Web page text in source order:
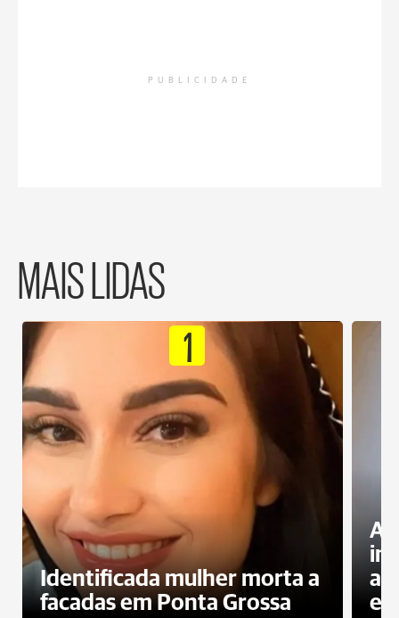
PUBLICIDADE
MAIS LIDAS
1
Identificada mulher morta a
facadas em Ponta Grossa